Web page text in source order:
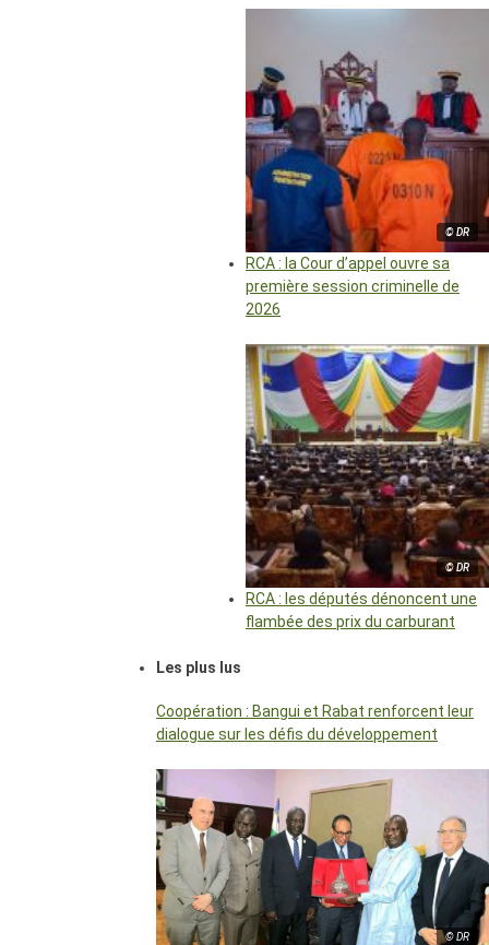
© DR
RCA : la Cour d’appel ouvre sa
première session criminelle de
2026
© DR
RCA : les députés dénoncent une
flambée des prix du carburant
Les plus lus
Coopération : Bangui et Rabat renforcent leur
dialogue sur les défis du développement
© DR